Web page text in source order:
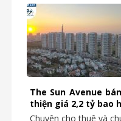
The Sun Avenue
thiện giá 2,2 tỷ bao
Chuyên cho thuê và